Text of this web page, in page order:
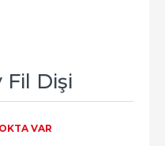
Fil Dişi
VAR